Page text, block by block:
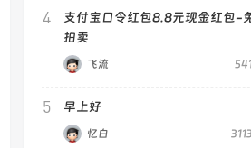
4
支付宝口令红包8.8元现金红包-
拍卖
飞流
5 早上好
忆白